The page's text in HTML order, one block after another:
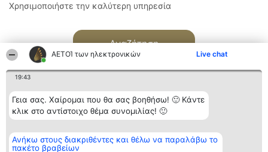
ΑΕΤΟΊ των ηλεκτρονικών Live chat
19:43
Γεια σας. Χαίρομαι που θα σας βοηθήσω! 🙂 Κάντε
κλικ στο αντίστοιχο θέμα συνομιλίας! 🙂
Ανήκω στους διακριθέντες και θέλω να παραλάβω το
πακέτο βραβείων
Χρησιμοποιήστε την καλύτερη υπηρεσία
Αναζήτηση
Διοργανωτής της
κατάταξης
BEAUTIFUL COMPANY
Κατάταξη
Διακριθέντες
Επικοινωνία
Επικοινωνία